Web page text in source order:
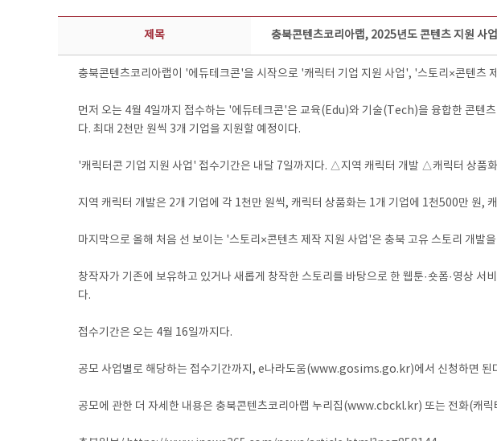
보도자료 상세보기 - 제목, 담당부서, 담당자, 담당연락처, 내용, 첨부파일 정보 제공
제목 충북콘텐츠코리아랩, 2025년도 콘텐츠 지원 사
충북콘텐츠코리아랩이 '에듀테크콘'을 시작으로 '캐릭터 기업 지원 사업', '스토리×콘텐츠
먼저 오는 4월 4일까지 접수하는 '에듀테크콘'은 교육(Edu)와 기술(Tech)을 융합한 콘텐
다. 최대 2천만 원씩 3개 기업을 지원할 예정이다.
'캐릭터콘 기업 지원 사업' 접수기간은 내달 7일까지다. △지역 캐릭터 개발 △캐릭터 상품
지역 캐릭터 개발은 2개 기업에 각 1천만 원씩, 캐릭터 상품화는 1개 기업에 1천500만 원,
마지막으로 올해 처음 선 보이는 '스토리×콘텐츠 제작 지원 사업'은 충북 고유 스토리 개발
창작자가 기존에 보유하고 있거나 새롭게 창작한 스토리를 바탕으로 한 웹툰·숏폼·영상
다.
접수기간은 오는 4월 16일까지다.
공모 사업별로 해당하는 접수기간까지, e나라도움(www.gosims.go.kr)에서 신청하면 된
공모에 관한 더 자세한 내용은 충북콘텐츠코리아랩 누리집(www.cbckl.kr) 또는 전화(캐